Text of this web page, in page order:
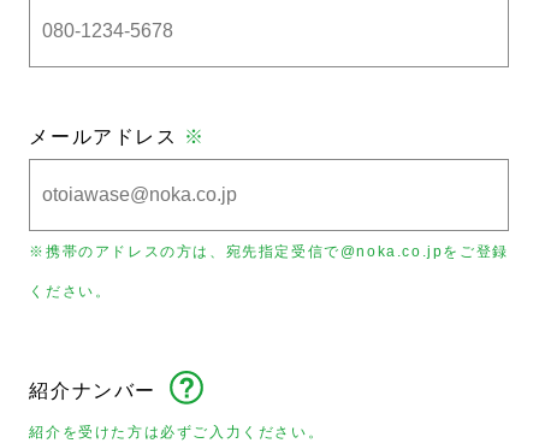
メールアドレス ※
※携帯のアドレスの方は、宛先指定受信で@noka.co.jpをご登録
ください。
紹介ナンバー
紹介を受けた方は必ずご入力ください。